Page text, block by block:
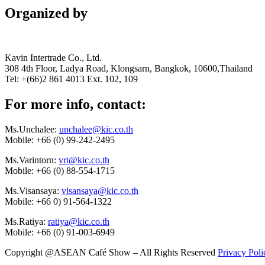
Organized by
Kavin Intertrade Co., Ltd.
308 4th Floor, Ladya Road, Klongsarn, Bangkok, 10600,Thailand
Tel: +(66)2 861 4013 Ext. 102, 109
For more info, contact:
Ms.Unchalee: unchalee@kic.co.th
Mobile: +66 (0) 99-242-2495
Ms.Varintorn: vrt@kic.co.th
Mobile: +66 (0) 88-554-1715
Ms.Visansaya: visansaya@kic.co.th
Mobile: +66 0) 91-564-1322
Ms.Ratiya: ratiya@kic.co.th
Mobile: +66 (0) 91-003-6949
Copyright @ASEAN Café Show – All Rights Reserved Privacy